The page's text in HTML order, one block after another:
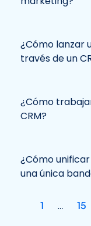
¿Cómo lanzar
través de un
¿Cómo
CRM?
¿Cómo
una única
1 … 15